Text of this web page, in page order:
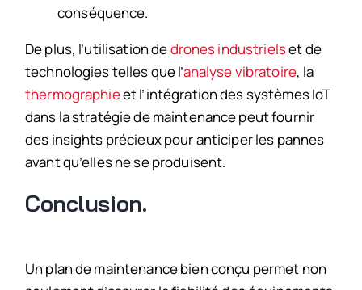
conséquence.
De plus, l’utilisation dedrones industrielset de
technologies telles que l’analyse vibratoire, la
thermographieet l’intégration des systèmes IoT
dans la stratégie de maintenance peut fournir
des insights précieux pour anticiper les pannes
avant qu’elles ne se produisent.
Conclusion.
Un plan de maintenance bien conçu permet non